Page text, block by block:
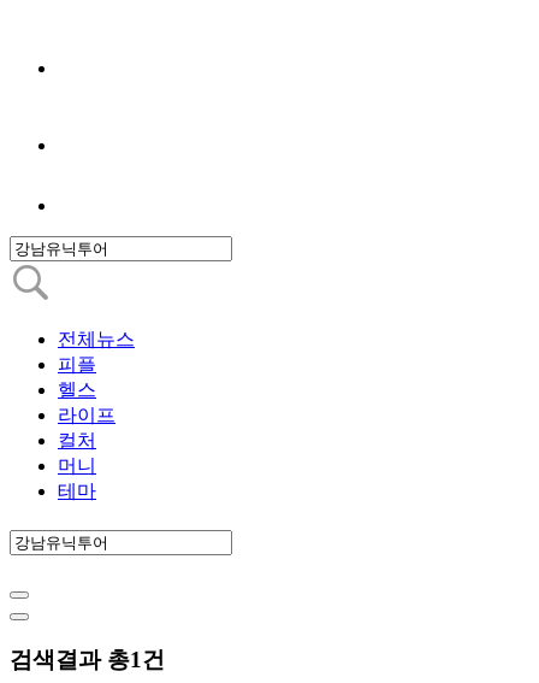
전체뉴스
피플
헬스
라이프
컬처
머니
테마
검색결과 총1건